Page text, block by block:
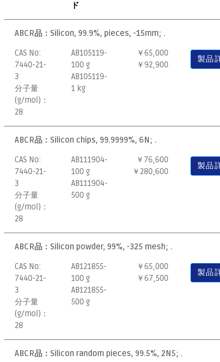
ド
ABCR品： Silicon, 99.9%, pieces, -15mm; .
CAS No:
7440-21-
3
分子量
(g/mol)：
28
AB105119-
100 g
AB105119-
1 kg
￥65,000
￥92,900
製品
ABCR品： Silicon chips, 99.9999%, 6N; .
CAS No:
7440-21-
3
分子量
(g/mol)：
28
AB111904-
100 g
AB111904-
500 g
￥76,600
￥280,600
製品
ABCR品： Silicon powder, 99%, -325 mesh; .
CAS No:
7440-21-
3
分子量
(g/mol)：
28
AB121855-
100 g
AB121855-
500 g
￥65,000
￥67,500
製品
ABCR品： Silicon random pieces, 99.5%, 2N5; .